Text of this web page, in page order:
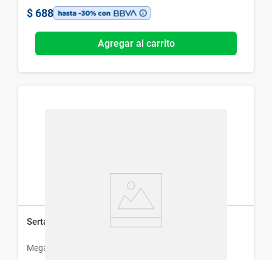
$ 688
Agregar al carrito
Sertal x 20 Comp Recubiertos
Megalabs